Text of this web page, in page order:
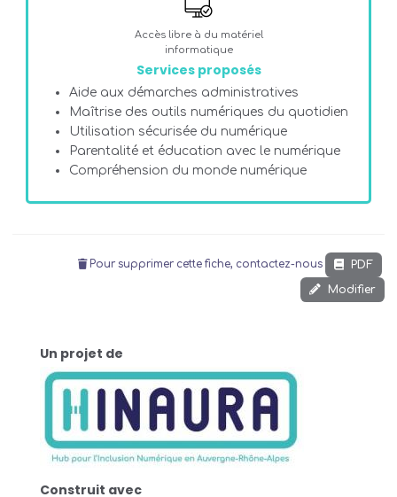
Accès libre à du matériel
informatique
Services proposés
Aide aux démarches administratives
Maîtrise des outils numériques du quotidien
Utilisation sécurisée du numérique
Parentalité et éducation avec le numérique
Compréhension du monde numérique
Pour supprimer cette fiche, contactez-nous
PDF
Modifier
Un projet de
Construit avec